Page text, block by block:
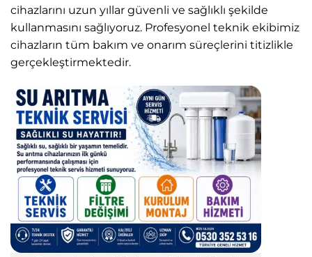
cihazlarını uzun yıllar güvenli ve sağlıklı şekilde
kullanmasını sağlıyoruz. Profesyonel teknik ekibimiz
cihazların tüm bakım ve onarım süreçlerini titizlikle
gerçekleştirmektedir.